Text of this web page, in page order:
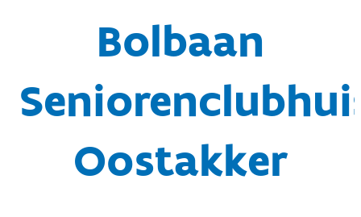
Bolbaan
Oostakker